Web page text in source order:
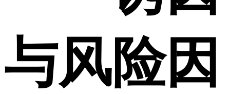
与风险因